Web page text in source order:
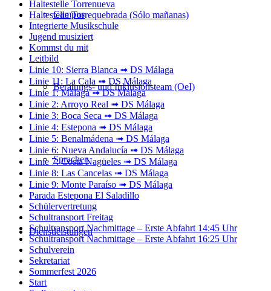
Campus
Beratungs- und Inklusionsteam (OeI)
Sprachen
Dienstleistungen
Haltestelle Torrenueva
Haltestelle Torrequebrada (Sólo mañanas)
Integrierte Musikschule
Jugend musiziert
Kommst du mit
Leitbild
Linie 10: Sierra Blanca ➟ DS Málaga
Linie 11: La Cala ➟ DS Málaga
Linie 1: Málaga ➟ DS Málaga
Linie 2: Arroyo Real ➟ DS Málaga
Linie 3: Boca Seca ➟ DS Málaga
Linie 4: Estepona ➟ DS Málaga
Linie 5: Benalmádena ➟ DS Málaga
Linie 6: Nueva Andalucía ➟ DS Málaga
Linie 7: Costa Nagüeles ➟ DS Málaga
Linie 8: Las Cancelas ➟ DS Málaga
Linie 9: Monte Paraíso ➟ DS Málaga
Parada Estepona El Saladillo
Schülervertretung
Schultransport Freitag
Schultransport Nachmittage – Erste Abfahrt 14:45 Uhr
Schultransport Nachmittage – Erste Abfahrt 16:25 Uhr
Schulverein
Sekretariat
Sommerfest 2026
Start